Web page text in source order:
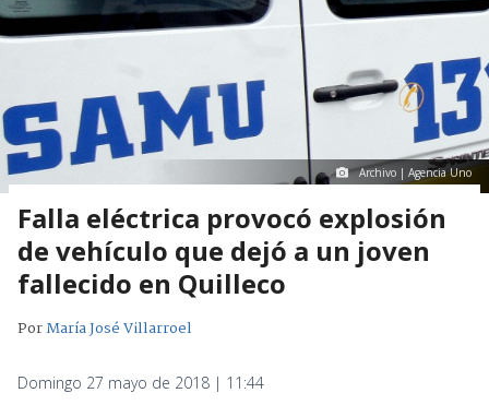
Archivo | Agencia Uno
Falla eléctrica provocó explosión
de vehículo que dejó a un joven
fallecido en Quilleco
PorMaría José Villarroel
Domingo 27 mayo de 2018 | 11:44